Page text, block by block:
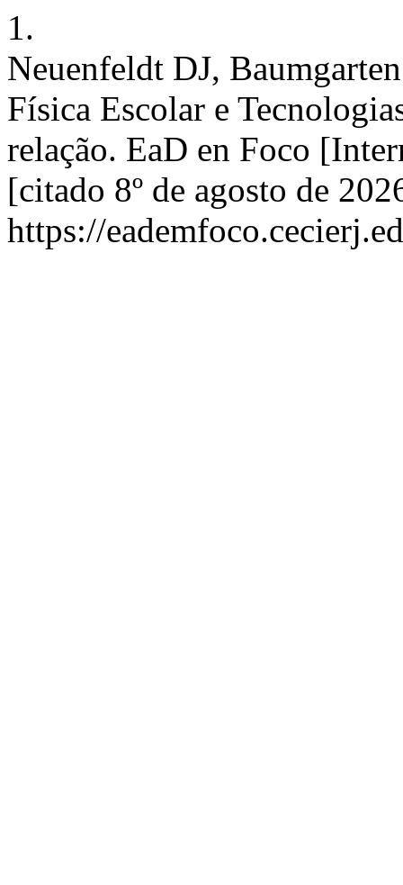
1.
Neuenfeldt DJ,
Física Escolar e
relação. EaD en Foco
[citado 8º de agosto de
https://